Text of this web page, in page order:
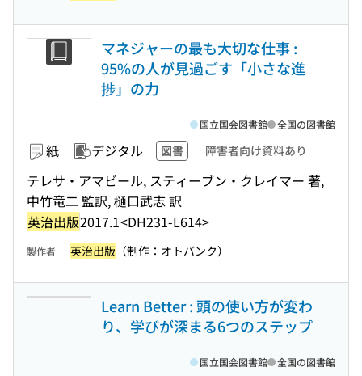
マネジャーの最も大切な仕事 :
95%の人が見過ごす「小さな進
捗」の力
紙 デジタル 図書 障害者向け資料あり
テレサ・アマビール, スティーブン・クレイマー 著,
中竹竜二 監訳, 樋口武志 訳
英治出版2017.1<DH231-L614>
国立国会図書館 全国の図書館
製作者 英治出版 （制作：オトバンク）
Learn Better : 頭の使い方が変わ
り、学びが深まる6つのステップ
国立国会図書館 全国の図書館